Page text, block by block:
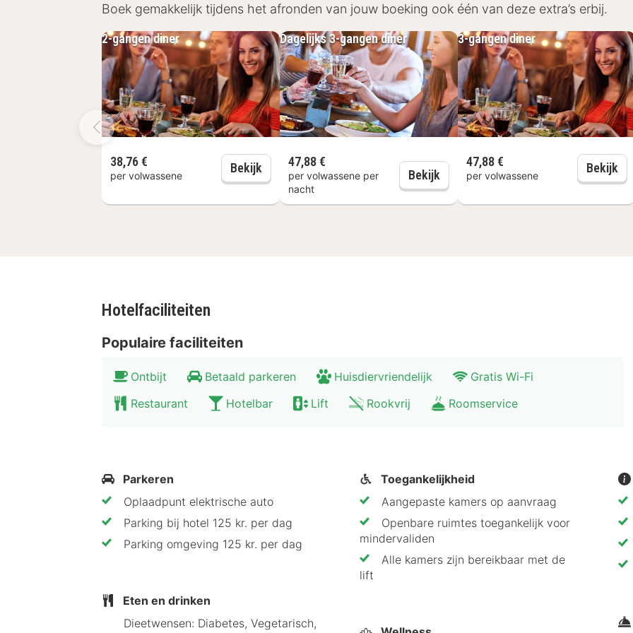
Boek gemakkelijk tijdens het afronden van jouw boeking ook één van deze extra’s erbij.
2-gangen diner
38,76 €
per volwassene
Bekijk 2-gangen diner
Dagelijks 3-gangen diner
47,88 €
per volwassene per
nacht
Bekijk Dagelijks 3-gangen diner
3-gangen diner
47,88 €
per volwassene
Bekijk
Hotelfaciliteiten
Populaire faciliteiten
Ontbijt Betaald parkeren Huisdiervriendelijk
Gratis Wi-Fi
Restaurant
Hotelbar Lift Rookvrij Roomservice
Parkeren
Oplaadpunt elektrische auto
Parking bij hotel 125 kr. per dag
Parking omgeving 125 kr. per dag
Eten en drinken
Toegankelijkheid
Aangepaste kamers op aanvraag
mindervaliden
lift